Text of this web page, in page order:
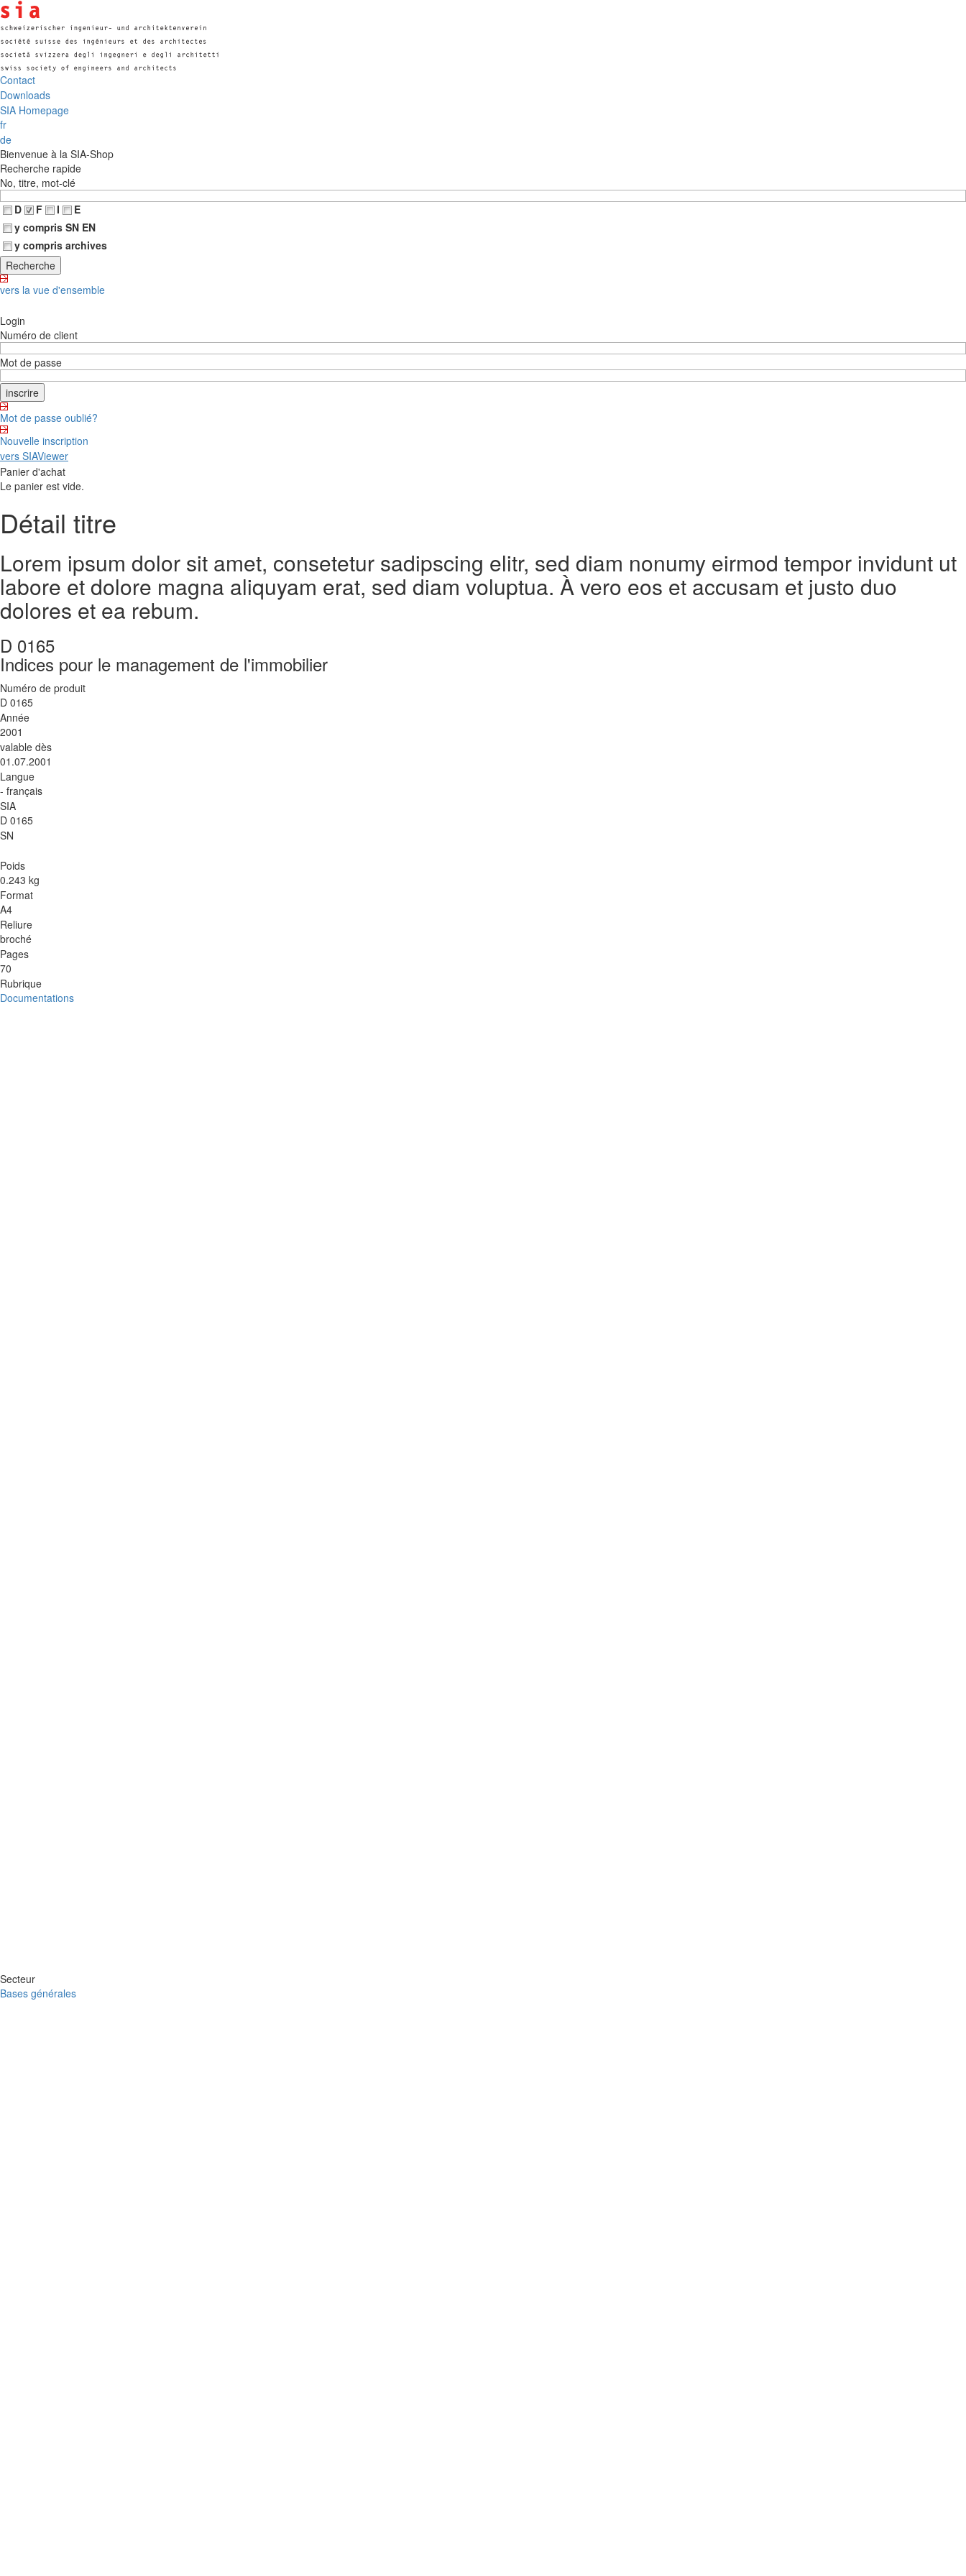
Contact
Downloads
SIA Homepage
fr
de
Bienvenue à la SIA-Shop
Recherche rapide
No, titre, mot-clé
D
F I
E
y compris SN EN
y compris archives
vers la vue d'ensemble
Login
Numéro de client
Mot de passe
Mot de passe oublié?
Nouvelle inscription
vers SIAViewer
Panier d'achat
Le panier est vide.
Détail titre
Lorem ipsum dolor sit amet, consetetur sadipscing elitr, sed diam nonumy eirmod tempor invidunt ut
labore et dolore magna aliquyam erat, sed diam voluptua. À vero eos et accusam et justo duo
dolores et ea rebum.
D 0165
Indices pour le management de l'immobilier
Numéro de produit
D 0165
Année
2001
valable dès
01.07.2001
Langue
- français
SIA
D 0165
SN
Poids
0.243 kg
Format
A4
Reliure
broché
Pages
70
Rubrique
Documentations
Secteur
Bases générales